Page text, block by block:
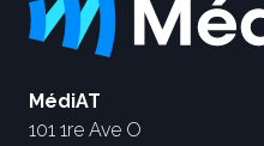
MédiAT
101 1re Ave O